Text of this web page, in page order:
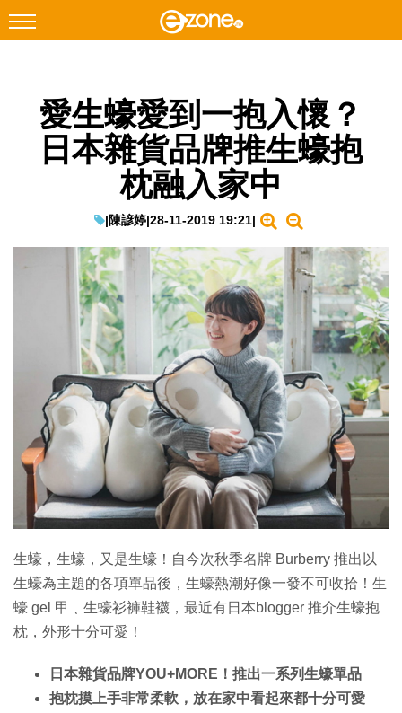
Facebook Instagram
科技焦點
教學評測
生成式AI與雲端應用
Enterprise Digital Transformation
愛生蠔愛到一抱入懷？
日本雜貨品牌推生蠔抱
枕融入家中
|陳諺婷|28-11-2019 19:21|
生蠔，生蠔，又是生蠔！自今次秋季名牌 Burberry 推出以
生蠔為主題的各項單品後，生蠔熱潮好像一發不可收拾！生
蠔 gel 甲﹑生蠔衫褲鞋襪，最近有日本blogger 推介生蠔抱
枕，外形十分可愛！
日本雜貨品牌YOU+MORE！推出一系列生蠔單品
抱枕摸上手非常柔軟，放在家中看起來都十分可愛